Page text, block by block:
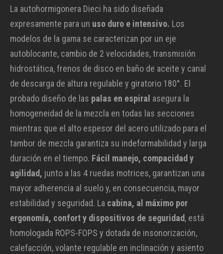
La autohormigonera Dieci ha sido diseñada
expresamente para un uso duro e intensivo. Los
modelos de la gama se caracterizan por un eje
autoblocante, cambio de 2 velocidades, transmisión
hidrostática, frenos de disco en baño de aceite y canal
de descarga de altura regulable y giratorio 180°. El
probado diseño de las palas en espiral asegura la
homogeneidad de la mezcla en todas las secciones
mientras que el alto espesor del acero utilizado para el
tambor de mezcla garantiza su indeformabilidad y larga
duración en el tiempo. Fácil manejo, compacidad y
agilidad, junto a las 4 ruedas motrices, garantizan una
mayor adherencia al suelo y, en consecuencia, mayor
estabilidad y seguridad. La cabina, al máximo por
ergonomía, confort y dispositivos de seguridad, está
homologada ROPS-FOPS y dotada de insonorización,
calefacción, volante regulable en inclinación y asiento